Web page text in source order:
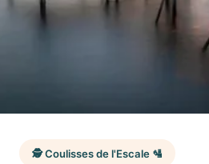
🕵️ Coulisses de l'Escale 🛂